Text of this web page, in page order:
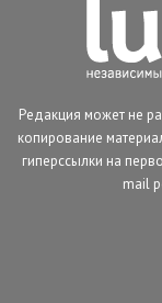
Редакция может не
копирование
гиперссылки на
mail